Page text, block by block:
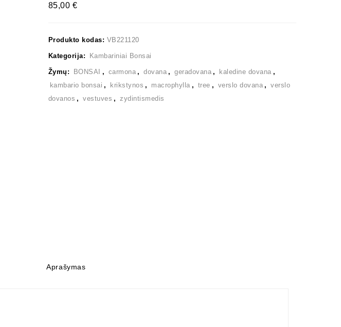
85,00€
Produkto kodas: VB221120
Kategorija: Kambariniai Bonsai
Žymų: BONSAI , carmona , dovana , geradovana , kaledine dovana ,
kambario bonsai , krikstynos , macrophylla , tree , verslo dovana ,
verslo
dovanos , vestuves , zydintismedis
Aprašymas